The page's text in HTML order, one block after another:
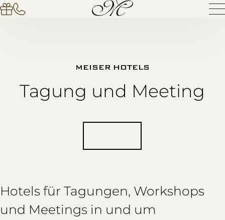
MEISER HOTELS
Tagung und Meeting
Hotels für Tagungen, Workshops
und Meetings in und um